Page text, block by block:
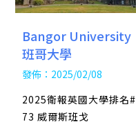
Bangor University
班哥大學
發佈：2025/02/08
2025衛報英國大學排名#
73 威爾斯班戈